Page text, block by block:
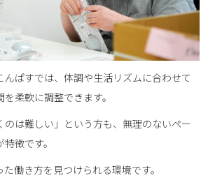
んぱすでは、体調や生活リズムに合わせて
柔軟に調整できます。
のは難しい」という方も、無理のないペー
徴です。
働き方を見つけられる環境です。